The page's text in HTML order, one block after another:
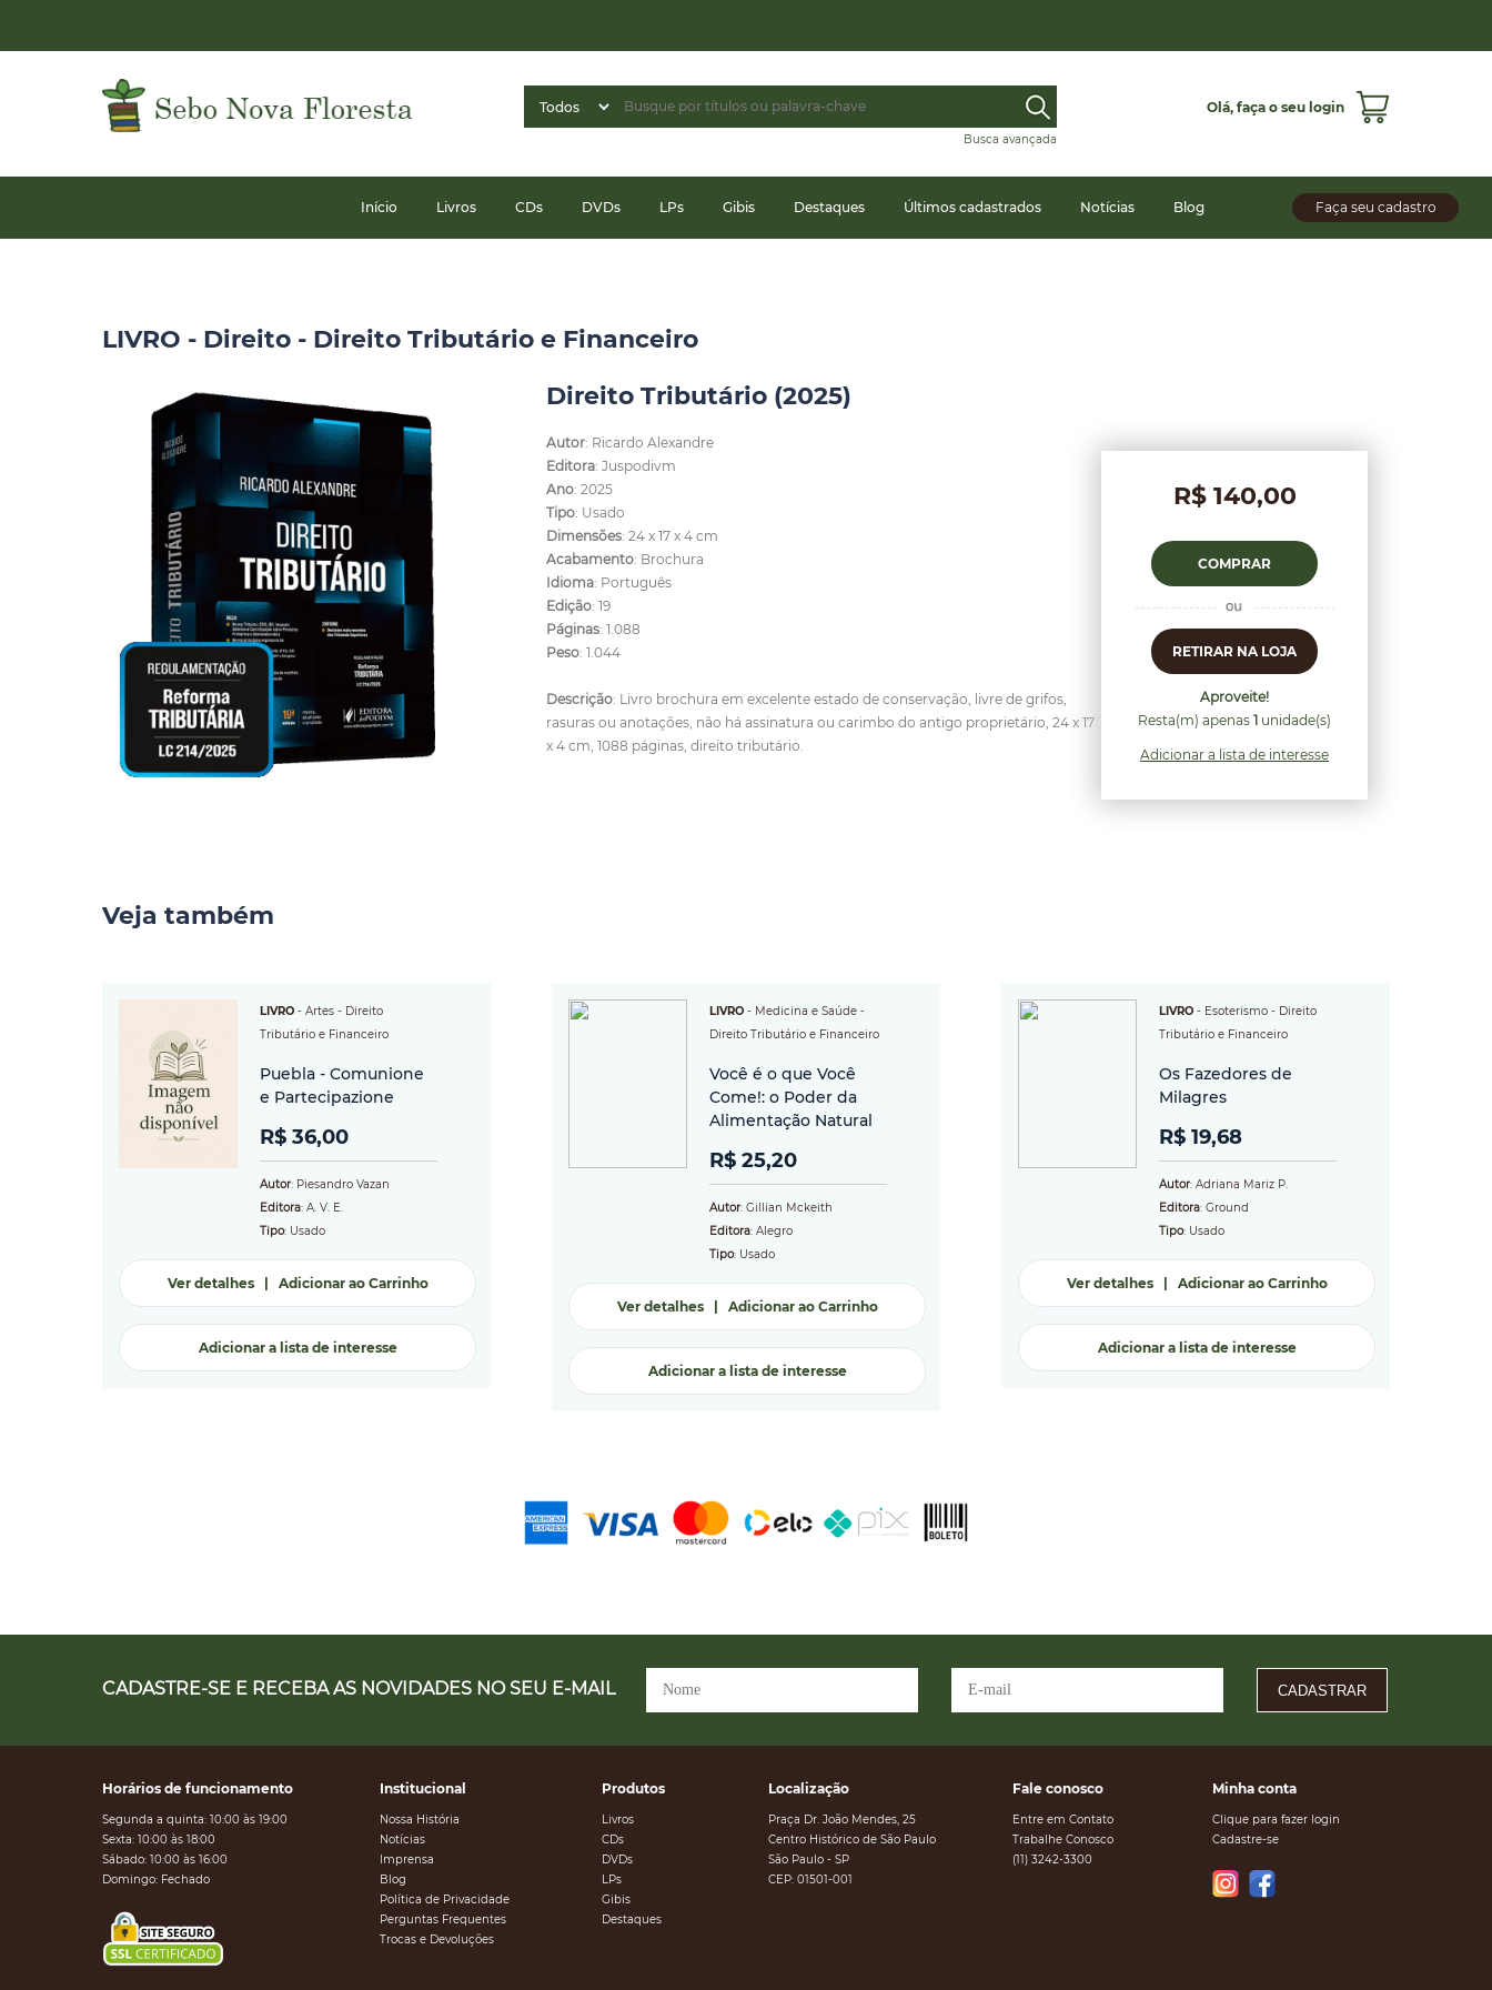
Busca avançada
Olá, faça o seu login
Faça seu cadastro
Início Livros CDs DVDs LPs Gibis Destaques Últimos cadastrados Notícias Blog
LIVRO - Direito - Direito Tributário e Financeiro
Direito Tributário (2025)
Autor: Ricardo Alexandre
Editora: Juspodivm
Ano: 2025
Tipo: Usado
Dimensões: 24 x 17 x 4 cm
Acabamento: Brochura
Idioma: Português
Edição: 19
Páginas: 1.088
Peso: 1.044
Descrição: Livro brochura em excelente estado de conservação, livre de grifos,
rasuras ou anotações, não há assinatura ou carimbo do antigo proprietário, 24 x 17
x 4 cm, 1088 páginas, direito tributário.
R$ 140,00
COMPRAR
RETIRAR NA LOJA
Aproveite!
Resta(m) apenas 1 unidade(s)
Adicionar a lista de interesse
Veja também
LIVRO - Artes - Direito
Tributário e Financeiro
Puebla - Comunione
e Partecipazione
R$ 36,00
Autor: Piesandro Vazan
Editora: A. V. E.
Tipo: Usado
Ver detalhes| Adicionar ao Carrinho
Adicionar a lista de interesse
LIVRO - Medicina e Saúde -
Direito Tributário e Financeiro
Você é o que Você
Come!: o Poder da
Alimentação Natural
R$ 25,20
Autor: Gillian Mckeith
Editora: Alegro
Tipo: Usado
Ver detalhes| Adicionar ao Carrinho
Adicionar a lista de interesse
LIVRO - Esoterismo - Direito
Tributário e Financeiro
Os Fazedores de
Milagres
R$ 19,68
Autor: Adriana Mariz P.
Editora: Ground
Tipo: Usado
Ver detalhes| Adicionar ao Carrinho
Adicionar a lista de interesse
CADASTRE-SE E RECEBA AS NOVIDADES NO SEU E-MAIL CADASTRAR
Horários de funcionamento
Segunda a quinta: 10:00 às 19:00
Sexta: 10:00 às 18:00
Sábado: 10:00 às 16:00
Domingo: Fechado
Institucional
Nossa História
Notícias
Imprensa
Blog
Política de Privacidade
Perguntas Frequentes
Trocas e Devoluções
Produtos
Livros
CDs
DVDs
LPs
Gibis
Destaques
Localização
Praça Dr. João Mendes, 25
Centro Histórico de São Paulo
São Paulo - SP
CEP: 01501-001
Fale conosco
Entre em Contato
Trabalhe Conosco
(11) 3242-3300
Minha conta
Clique para fazer login
Cadastre-se